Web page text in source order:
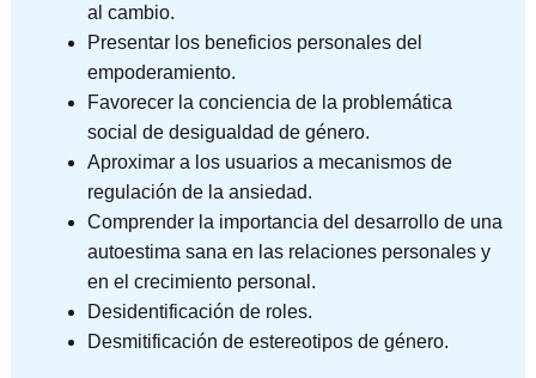
al cambio.
Presentar los beneficios personales del
empoderamiento.
Favorecer la conciencia de la problemática
social de desigualdad de género.
Aproximar a los usuarios a mecanismos de
regulación de la ansiedad.
Comprender la importancia del desarrollo de una
autoestima sana en las relaciones personales y
en el crecimiento personal.
Desidentificación de roles.
Desmitificación de estereotipos de género.